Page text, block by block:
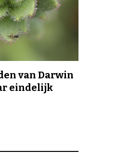
van Darwin
eindelijk